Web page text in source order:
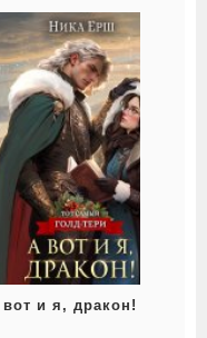
и я, дракон!